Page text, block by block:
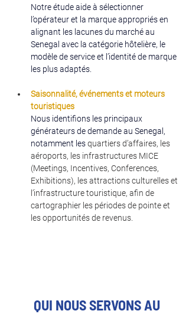
Notre étude aide à sélectionner
l’opérateur et la marque appropriés en
alignant les lacunes du marché au
Senegal avec la catégorie hôtelière, le
modèle de service et l’identité de marque
les plus adaptés.
Saisonnalité, événements et moteurs
touristiques
Nous identifions les principaux
générateurs de demande au Senegal,
notamment les quartiers d’affaires, les
aéroports, les infrastructures MICE
(Meetings, Incentives, Conferences,
Exhibitions), les attractions culturelles et
l’infrastructure touristique, afin de
cartographier les périodes de pointe et
les opportunités de revenus.
QUI NOUS SERVONS AU